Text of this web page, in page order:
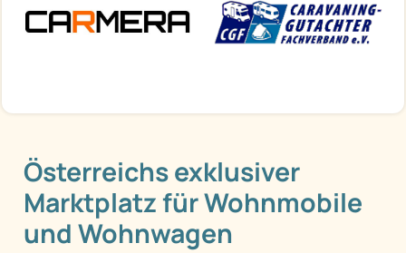
Österreichs exklusiver
Marktplatz für Wohnmobile
und Wohnwagen